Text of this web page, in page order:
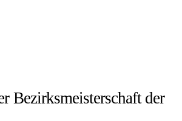
Bezirksmeisterschaft der